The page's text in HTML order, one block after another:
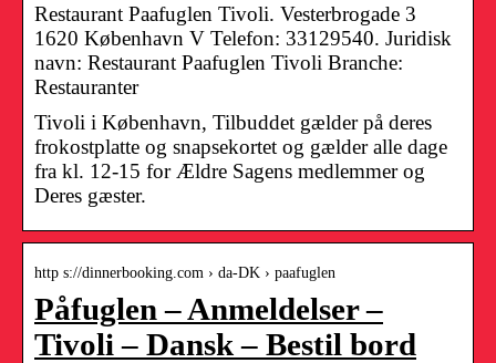
Restaurant Paafuglen Tivoli. Vesterbrogade 3
1620 København V Telefon: 33129540. Juridisk
navn: Restaurant Paafuglen Tivoli Branche:
Restauranter
Tivoli i København, Tilbuddet gælder på deres
frokostplatte og snapsekortet og gælder alle dage
fra kl. 12-15 for Ældre Sagens medlemmer og
Deres gæster.
http s://dinnerbooking.com › da-DK › paafuglen
Påfuglen – Anmeldelser –
Tivoli – Dansk – Bestil bord